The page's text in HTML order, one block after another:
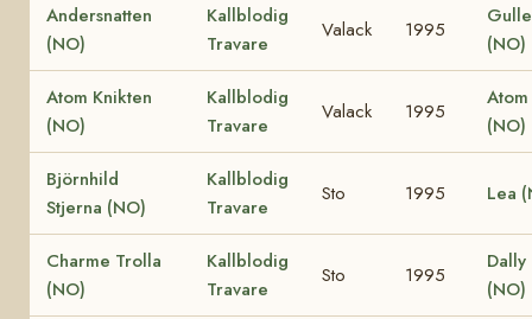
Andersnatten
(NO)
Kallblodig
Travare
Valack 1995
(NO)
Atom Knikten
(NO)
Kallblodig
Travare
Valack 1995
(NO)
Björnhild
Stjerna (NO)
Kallblodig
Travare
Sto 1995 Lea
Charme Trolla
(NO)
Kallblodig
Travare
Sto 1995
(NO)